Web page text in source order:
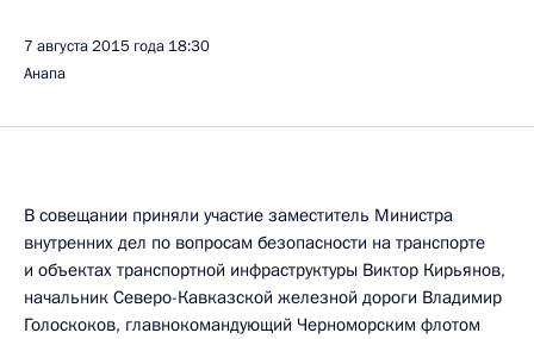
7 августа 2015 года 18:30
Анапа
В совещании приняли участие заместитель Министра
внутренних дел по вопросам безопасности на транспорте
и объектах транспортной инфраструктуры Виктор Кирьянов,
начальник Северо-Кавказской железной дороги Владимир
Голоскоков, главнокомандующий Черноморским флотом